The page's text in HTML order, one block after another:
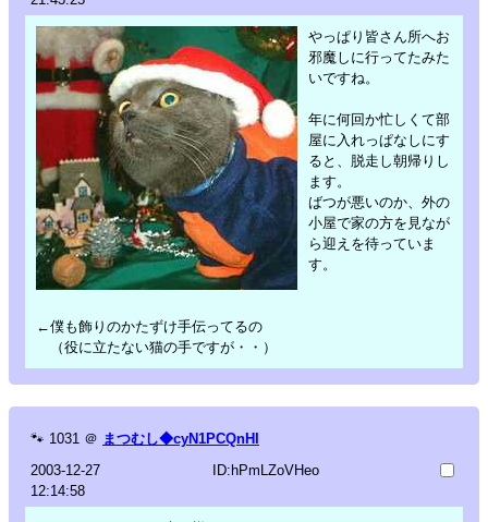
やっぱり皆さん所へお
邪魔しに行ってたみた
いですね。
年に何回か忙しくて部
屋に入れっぱなしにす
ると、脱走し朝帰りし
ます。
ばつが悪いのか、外の
小屋で家の方を見なが
ら迎えを待っていま
す。
←僕も飾りのかたずけ手伝ってるの
（役に立たない猫の手ですが・・）
🐾 1031 ＠ まつむし◆cyN1PCQnHI
2003-12-27
12:14:58
ID:hPmLZoVHeo